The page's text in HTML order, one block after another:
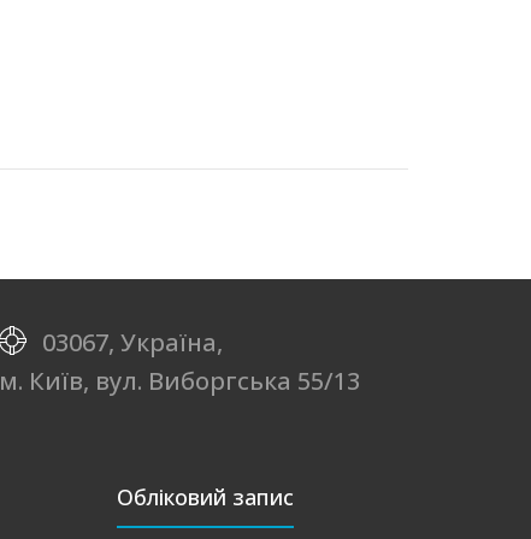
03067, Україна,
м. Київ, вул. Виборгська 55/13
Обліковий запис